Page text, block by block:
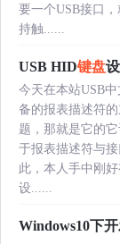
要一个USB接口
持触......
USB HID键盘
今天在本站USB
备的报表描述符
题，那就是它的
于报表描述符与
此，本人手中刚
设......
Windows10下